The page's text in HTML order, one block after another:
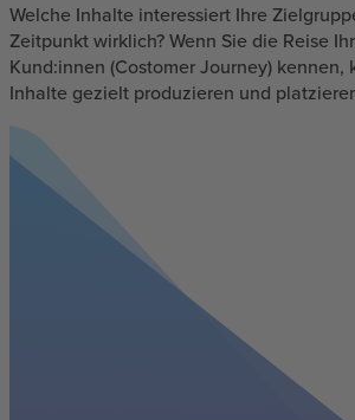
Welche Inhalte interessiert Ihre
Zeitpunkt wirklich? Wenn Sie die Reise
Kund:innen (Costomer Journey) kennen,
Inhalte gezielt produzieren und